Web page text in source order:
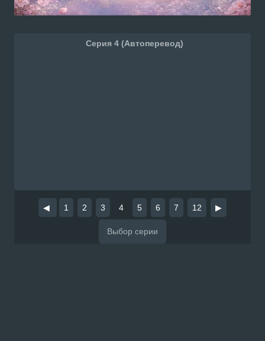
Серия 4 (Автоперевод)
◀ 1 2 3 4 5 6 7 12 ▶